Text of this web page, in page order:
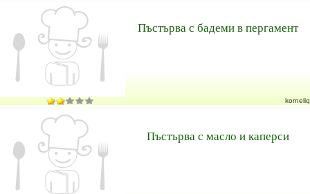
Пъстърва с бадеми в пергамент
korneliq
Пъстърва с масло и каперси